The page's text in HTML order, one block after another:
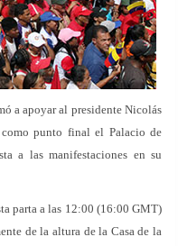
a apoyar al presidente Nicolás
punto final el Palacio de
a las manifestaciones en su
parta a las 12:00 (16:00 GMT)
de la altura de la Casa de la